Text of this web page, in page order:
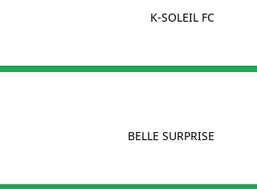
K-SOLEIL FC
BELLE SURPRISE